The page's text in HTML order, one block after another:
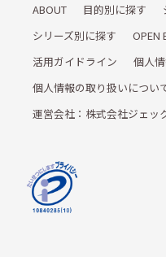
ABOUT 目的別に探す
シリーズ別に探す
OPEN
活用ガイドライン
個人
個人情報の取り扱いについ
運営会社：株式会社ジェッ